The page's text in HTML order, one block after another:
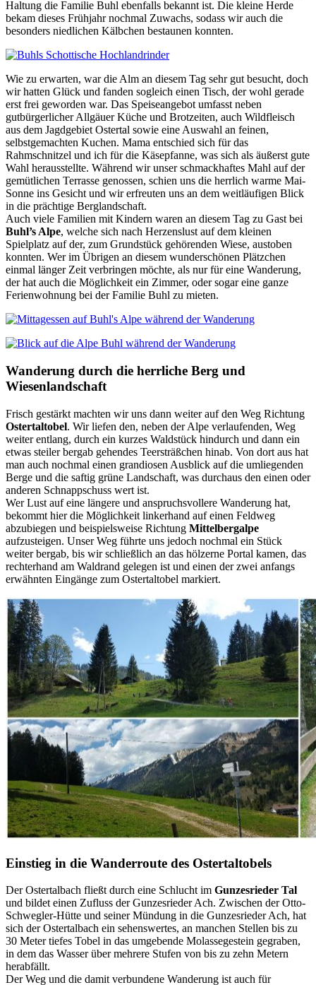
Haltung die Familie Buhl ebenfalls bekannt ist. Die kleine Herde
bekam dieses Frühjahr nochmal Zuwachs, sodass wir auch die
besonders niedlichen Kälbchen bestaunen konnten.
Wie zu erwarten, war die Alm an diesem Tag sehr gut besucht, doch
wir hatten Glück und fanden sogleich einen Tisch, der wohl gerade
erst frei geworden war. Das Speiseangebot umfasst neben
gutbürgerlicher Allgäuer Küche und Brotzeiten, auch Wildfleisch
aus dem Jagdgebiet Ostertal sowie eine Auswahl an feinen,
selbstgemachten Kuchen. Mama entschied sich für das
Rahmschnitzel und ich für die Käsepfanne, was sich als äußerst gute
Wahl herausstellte. Während wir unser schmackhaftes Mahl auf der
gemütlichen Terrasse genossen, schien uns die herrlich warme Mai-
Sonne ins Gesicht und wir erfreuten uns an dem weitläufigen Blick
in die prächtige Berglandschaft.
Auch viele Familien mit Kindern waren an diesem Tag zu Gast bei
Buhl’s Alpe, welche sich nach Herzenslust auf dem kleinen
Spielplatz auf der, zum Grundstück gehörenden Wiese, austoben
konnten. Wer im Übrigen an diesem wunderschönen Plätzchen
einmal länger Zeit verbringen möchte, als nur für eine Wanderung,
der hat auch die Möglichkeit ein Zimmer, oder sogar eine ganze
Ferienwohnung bei der Familie Buhl zu mieten.
Wanderung durch die herrliche Berg und
Wiesenlandschaft
Frisch gestärkt machten wir uns dann weiter auf den Weg Richtung
Ostertaltobel. Wir liefen den, neben der Alpe verlaufenden, Weg
weiter entlang, durch ein kurzes Waldstück hindurch und dann ein
etwas steiler bergab gehendes Teersträßchen hinab. Von dort aus hat
man auch nochmal einen grandiosen Ausblick auf die umliegenden
Berge und die saftig grüne Landschaft, was durchaus den einen oder
anderen Schnappschuss wert ist.
Wer Lust auf eine längere und anspruchsvollere Wanderung hat,
bekommt hier die Möglichkeit linkerhand auf einen Feldweg
abzubiegen und beispielsweise Richtung Mittelbergalpe
aufzusteigen. Unser Weg führte uns jedoch nochmal ein Stück
weiter bergab, bis wir schließlich an das hölzerne Portal kamen, das
rechterhand am Waldrand gelegen ist und einen der zwei anfangs
erwähnten Eingänge zum Ostertaltobel markiert.
Einstieg in die Wanderroute des Ostertaltobels
Der Ostertalbach fließt durch eine Schlucht im Gunzesrieder Tal
und bildet einen Zufluss der Gunzesrieder Ach. Zwischen der Otto-
Schwegler-Hütte und seiner Mündung in die Gunzesrieder Ach, hat
sich der Ostertalbach ein sehenswertes, an manchen Stellen bis zu
30 Meter tiefes Tobel in das umgebende Molassegestein gegraben,
in dem das Wasser über mehrere Stufen von bis zu zehn Metern
herabfällt.
Der Weg und die damit verbundene Wanderung ist auch für